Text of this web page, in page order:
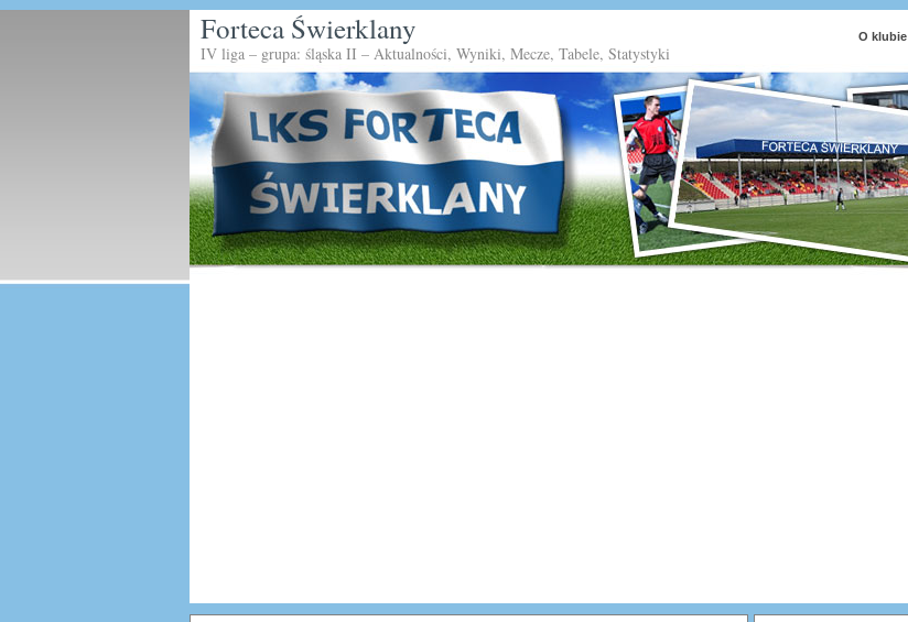
O klubie
Forteca Świerklany
IV liga – grupa: śląska II – Aktualności, Wyniki, Mecze, Tabele, Statystyki